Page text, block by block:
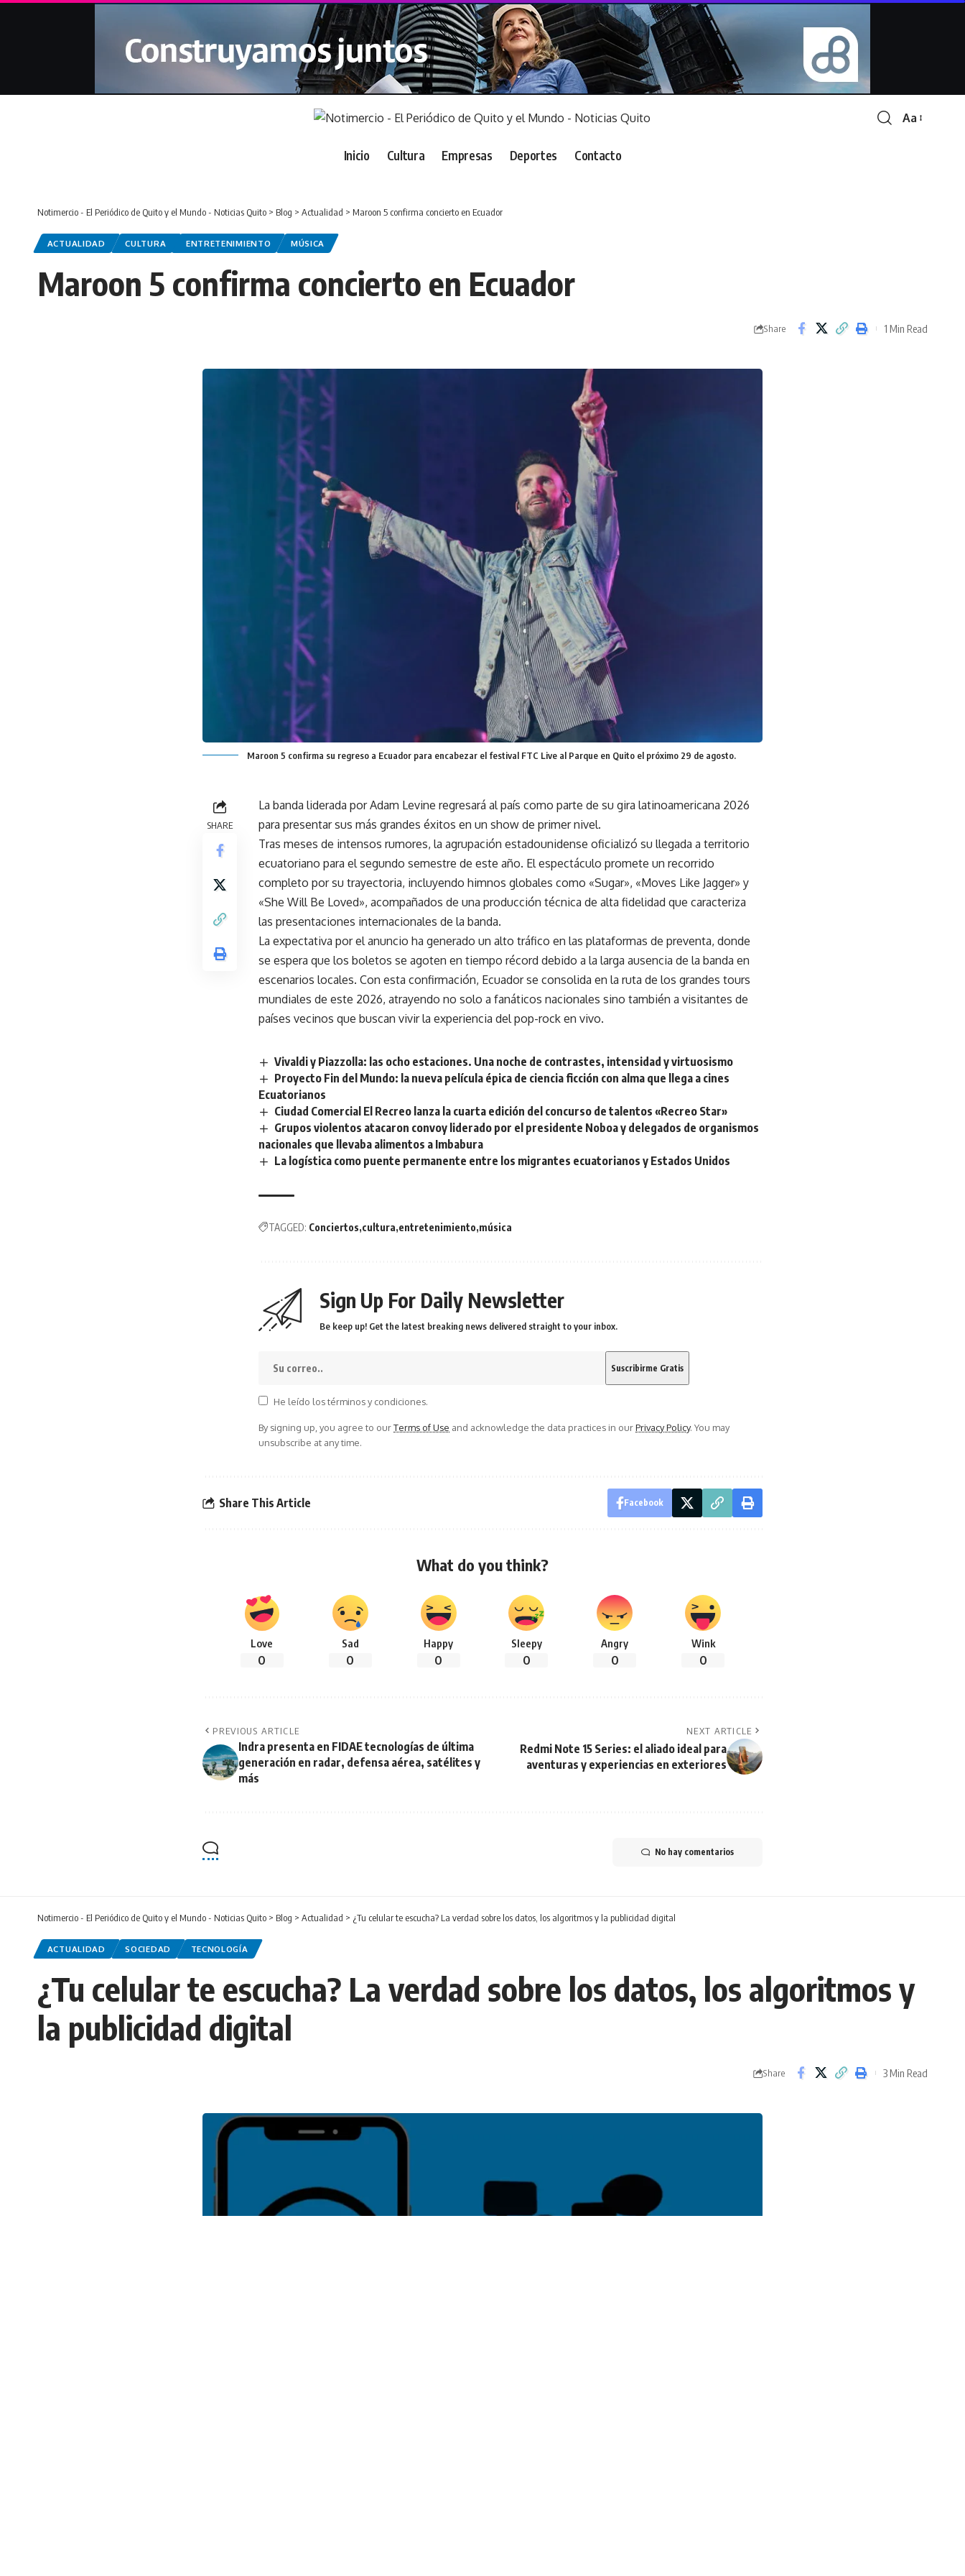
Font
Aa
Inicio Cultura Empresas Deportes Contacto
Notimercio - El Periódico de Quito y el Mundo - Noticias Quito > Blog > Actualidad > Maroon 5 confirma concierto en Ecuador
ACTUALIDAD CULTURA ENTRETENIMIENTO MÚSICA
Maroon 5 confirma concierto en Ecuador
Share 1 Min Read
Maroon 5 confirma su regreso a Ecuador para encabezar el festival FTC Live al Parque en Quito el próximo 29 de agosto.
SHARE
La banda liderada por Adam Levine regresará al país como parte de su gira latinoamericana 2026
para presentar sus más grandes éxitos en un show de primer nivel.
Tras meses de intensos rumores, la agrupación estadounidense oficializó su llegada a territorio
ecuatoriano para el segundo semestre de este año. El espectáculo promete un recorrido
completo por su trayectoria, incluyendo himnos globales como «Sugar», «Moves Like Jagger» y
«She Will Be Loved», acompañados de una producción técnica de alta fidelidad que caracteriza
las presentaciones internacionales de la banda.
La expectativa por el anuncio ha generado un alto tráfico en las plataformas de preventa, donde
se espera que los boletos se agoten en tiempo récord debido a la larga ausencia de la banda en
escenarios locales. Con esta confirmación, Ecuador se consolida en la ruta de los grandes tours
mundiales de este 2026, atrayendo no solo a fanáticos nacionales sino también a visitantes de
países vecinos que buscan vivir la experiencia del pop-rock en vivo.
Vivaldi y Piazzolla: las ocho estaciones. Una noche de contrastes, intensidad y virtuosismo
Proyecto Fin del Mundo: la nueva película épica de ciencia ficción con alma que llega a cines
Ecuatorianos
Ciudad Comercial El Recreo lanza la cuarta edición del concurso de talentos «Recreo Star»
Grupos violentos atacaron convoy liderado por el presidente Noboa y delegados de organismos
nacionales que llevaba alimentos a Imbabura
La logística como puente permanente entre los migrantes ecuatorianos y Estados Unidos
TAGGED: Conciertos cultura entretenimiento música
Sign Up For Daily Newsletter
Be keep up! Get the latest breaking news delivered straight to your inbox.
He leído los términos y condiciones.
By signing up, you agree to ourTerms of Use and acknowledge the data practices in ourPrivacy Policy. You may
unsubscribe at any time.
Share This Article Facebook
What do you think?
Love
0
Sad
0
Happy
0
Sleepy
0
Angry
0
Wink
0
PREVIOUS ARTICLE
Indra presenta en FIDAE tecnologías de última
generación en radar, defensa aérea, satélites y
más
NEXT ARTICLE
Redmi Note 15 Series: el aliado ideal para
aventuras y experiencias en exteriores
No hay comentarios
Notimercio - El Periódico de Quito y el Mundo - Noticias Quito > Blog > Actualidad > ¿Tu celular te escucha? La verdad sobre los datos, los algoritmos y la publicidad digital
ACTUALIDAD SOCIEDAD TECNOLOGÍA
¿Tu celular te escucha? La verdad sobre los datos, los algoritmos y
la publicidad digital
Share 3 Min Read